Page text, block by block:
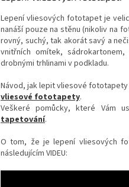
Lepení vliesových fototapet je
nanáší pouze na stěnu (nikoliv na
rovný, suchý, tak akorát savý a
vnitřních omítek,
drobnými trhlinami v podkladu.
Návod, jak lepit vliesové
vliesové fototapety.
Veškeré pomůcky, které Vám
tapetování.
O tom, že je lepení vliesových
následujícím VIDEU: